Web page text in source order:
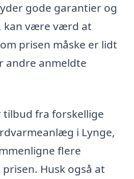
gode garantier og
kan være værd at
prisen måske er lidt
andre anmeldte
fra forskellige
i Lynge,
flere
Husk også at